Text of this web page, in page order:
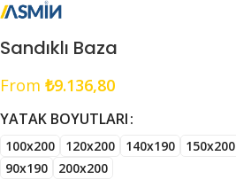
Sandıklı Baza
From ₺9.136,80
YATAK BOYUTLARI
100x200 120x200 140x190 150x200
90x190
200x200